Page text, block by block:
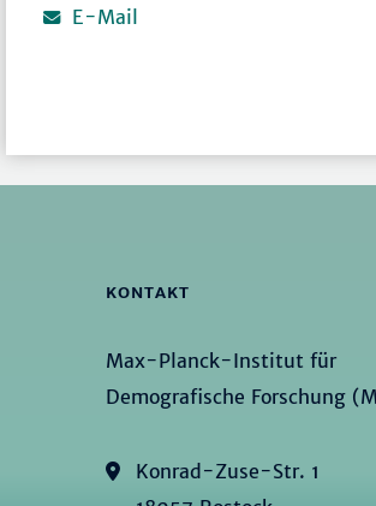
E-Mail
KONTAKT
Max-Planck-Institut für
Demografische Forschung
Konrad-Zuse-Str. 1